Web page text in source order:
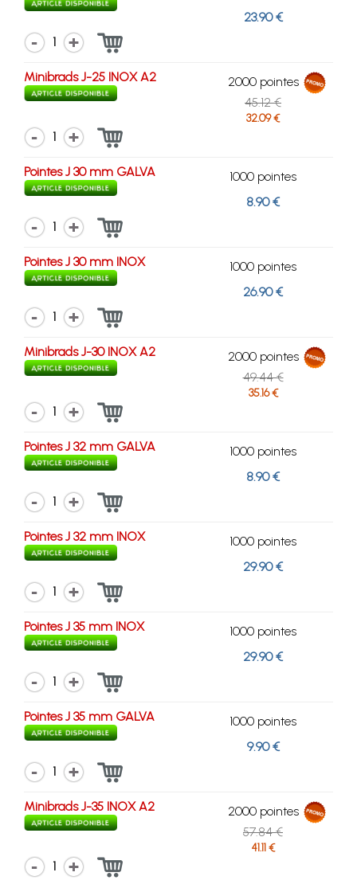
23.90 €
1
Minibrads J-25 INOX A2
2000 pointes
45.12 €
32.09 €
1
Pointes J 30 mm GALVA
1000 pointes
8.90 €
1
Pointes J 30 mm INOX
1000 pointes
26.90 €
1
Minibrads J-30 INOX A2
2000 pointes
49.44 €
35.16 €
1
Pointes J 32 mm GALVA
1000 pointes
8.90 €
1
Pointes J 32 mm INOX
1000 pointes
29.90 €
1
Pointes J 35 mm INOX
1000 pointes
29.90 €
1
Pointes J 35 mm GALVA
1000 pointes
9.90 €
1
Minibrads J-35 INOX A2
2000 pointes
57.84 €
41.11 €
1